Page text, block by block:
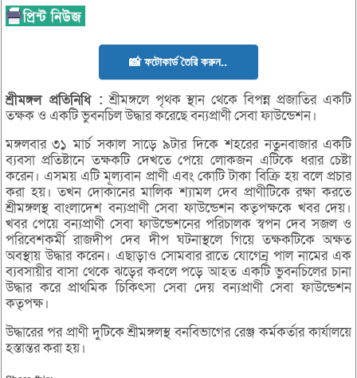
📸 ফটোকার্ড তৈরি করুন..
শ্রীমঙ্গল প্রতিনিধি : শ্রীমঙ্গলে পৃথক স্থান থেকে বিপন্ন প্রজাতির একটি
তক্ষক ও একটি ভুবনচিল উদ্ধার করেছে বন্যপ্রাণী সেবা ফাউন্ডেশন।
মঙ্গলবার ৩১ মার্চ সকাল সাড়ে ৯টার দিকে শহরের নতুনবাজার একটি
ব্যবসা প্রতিষ্টানে তক্ষকটি দেখতে পেয়ে লোকজন এটিকে ধরার চেষ্টা
করেন। এসময় এটি মূল্যবান প্রাণী এবং কোটি টাকা বিক্রি হয় বলে প্রচার
করা হয়। তখন দোকানের মালিক শ্যামল দেব প্রাণীটিকে রক্ষা করতে
শ্রীমঙ্গলস্থ বাংলাদেশ বন্যপ্রাণী সেবা ফাউন্ডেশন কতৃপক্ষকে খবর দেয়।
খবর পেয়ে বন্যপ্রাণী সেবা ফাউন্ডেশনের পরিচালক স্বপন দেব সজল ও
পরিবেশকর্মী রাজদীপ দেব দীপ ঘটনাস্থলে গিয়ে তক্ষকটিকে অক্ষত
অবস্থায় উদ্ধার করেন। এছাড়াও সোমবার রাতে যোগেন্্র পাল নামের এক
ব্যবসায়ীর বাসা থেকে ঝড়ের কবলে পড়ে আহত একটি ভুবনচিলের চানা
উদ্ধার করে প্রাথমিক চিকিৎসা সেবা দেয় বন্যপ্রাণী সেবা ফাউন্ডেশন
কতৃপক্ষ।
উদ্ধারের পর প্রাণী দুটিকে শ্রীমঙ্গলস্থ বনবিভাগের রেঞ্জ কর্মকর্তার কার্যালয়ে
হস্তান্তর করা হয়।